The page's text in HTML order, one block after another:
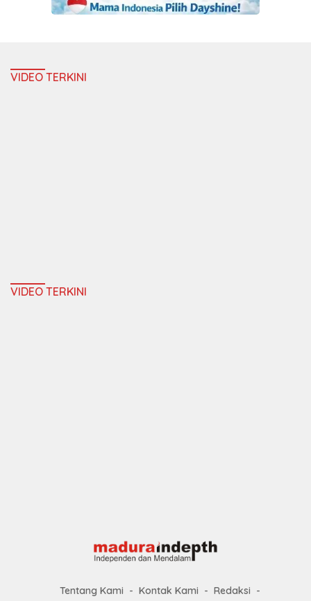
VIDEO TERKINI
VIDEO TERKINI
Tentang Kami Kontak Kami
Redaksi